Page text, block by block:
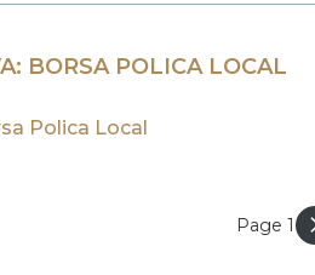
BORSA POLICA LOCAL
Polica Local
Page 1